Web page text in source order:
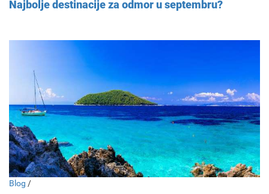
Najbolje destinacije za odmor u septembru?
Blog /